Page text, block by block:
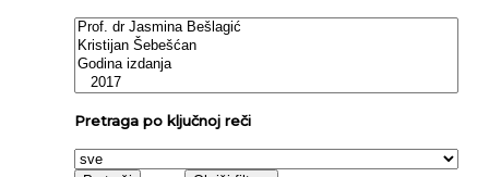
Pretraga po ključnoj reči